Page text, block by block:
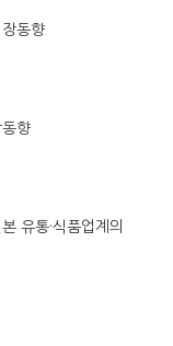
동향
향
유통·식품업계의